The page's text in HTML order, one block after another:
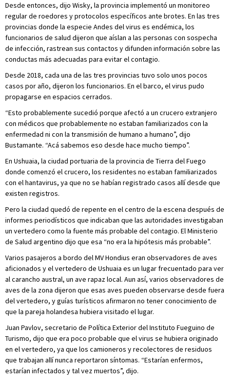
Desde entonces, dijo Wisky, la provincia implementó un monitoreo
regular de roedores y protocolos específicos ante brotes. En las tres
provincias donde la especie Andes del virus es endémica, los
funcionarios de salud dijeron que aíslan a las personas con sospecha
de infección, rastrean sus contactos y difunden información sobre las
conductas más adecuadas para evitar el contagio.
Desde 2018, cada una de las tres provincias tuvo solo unos pocos
casos por año, dijeron los funcionarios. En el barco, el virus pudo
propagarse en espacios cerrados.
“Esto probablemente sucedió porque afectó a un crucero extranjero
con médicos que probablemente no estaban familiarizados con la
enfermedad ni con la transmisión de humano a humano”, dijo
Bustamante. “Acá sabemos eso desde hace mucho tiempo”.
En Ushuaia, la ciudad portuaria de la provincia de Tierra del Fuego
donde comenzó el crucero, los residentes no estaban familiarizados
con el hantavirus, ya que no se habían registrado casos allí desde que
existen registros.
Pero la ciudad quedó de repente en el centro de la escena después de
informes periodísticos que indicaban que las autoridades investigaban
un vertedero como la fuente más probable del contagio. El Ministerio
de Salud argentino dijo que esa “no era la hipótesis más probable”.
Varios pasajeros a bordo del MV Hondius eran observadores de aves
aficionados y el vertedero de Ushuaia es un lugar frecuentado para ver
al carancho austral, un ave rapaz local. Aun así, varios observadores de
aves de la zona dijeron que esas aves pueden observarse desde fuera
del vertedero, y guías turísticos afirmaron no tener conocimiento de
que la pareja holandesa hubiera visitado el lugar.
Juan Pavlov, secretario de Política Exterior del Instituto Fueguino de
Turismo, dijo que era poco probable que el virus se hubiera originado
en el vertedero, ya que los camioneros y recolectores de residuos
que trabajan allí nunca reportaron síntomas. “Estarían enfermos,
estarían infectados y tal vez muertos”, dijo.